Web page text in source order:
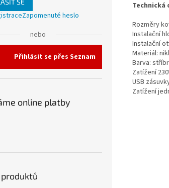
SE
Zapomenuté heslo
nebo
Přihlásit se přes Seznam
online platby
produktů
Technická
Rozměry
Instalační
Instalační
Materiál:
Barva:
Zatížení
USB
Zatížení